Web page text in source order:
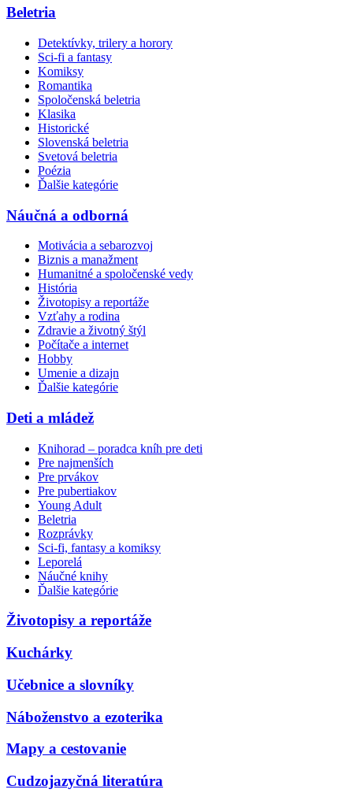
Beletria
Detektívky, trilery a horory
Sci-fi a fantasy
Komiksy
Romantika
Spoločenská beletria
Klasika
Historické
Slovenská beletria
Svetová beletria
Poézia
Ďalšie kategórie
Náučná a odborná
Motivácia a sebarozvoj
Biznis a manažment
Humanitné a spoločenské vedy
História
Životopisy a reportáže
Vzťahy a rodina
Zdravie a životný štýl
Počítače a internet
Hobby
Umenie a dizajn
Ďalšie kategórie
Deti a mládež
Knihorad – poradca kníh pre deti
Pre najmenších
Pre prvákov
Pre pubertiakov
Young Adult
Beletria
Rozprávky
Sci-fi, fantasy a komiksy
Leporelá
Náučné knihy
Ďalšie kategórie
Životopisy a reportáže
Kuchárky
Učebnice a slovníky
Náboženstvo a ezoterika
Mapy a cestovanie
Cudzojazyčná literatúra